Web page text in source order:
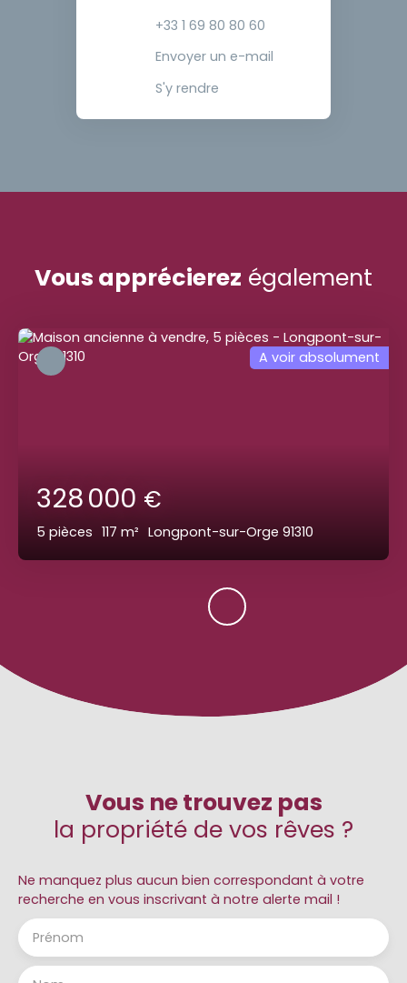
+33 1 69 80 80 60
Envoyer un e-mail
S'y rendre
Vous apprécierez également
328 000 €
5 pièces 117 m² Longpont-sur-Orge 91310
A voir absolument
Vous ne trouvez pas
la propriété de vos rêves ?
Ne manquez plus aucun bien correspondant à votre
recherche en vous inscrivant à notre alerte mail !
Prénom